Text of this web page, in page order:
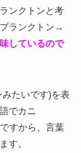
ンクトンと考
ランクトン→
しているので
たいです)を表
でカニ
すから、言葉
す。